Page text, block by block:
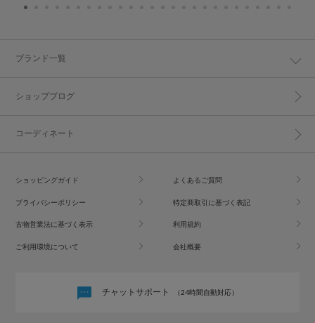
ブランド一覧
ショップブログ
コーディネート
ショッピングガイド よくあるご質問
プライバシーポリシー 特定商取引に基づく表記
古物営業法に基づく表示 利用規約
ご利用環境について 会社概要
チャットサポート （24時間自動対応）